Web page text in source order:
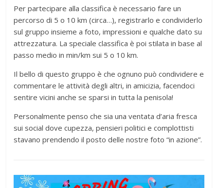
Per partecipare alla classifica è necessario fare un
percorso di 5 o 10 km (circa…), registrarlo e condividerlo
sul gruppo insieme a foto, impressioni e qualche dato su
attrezzatura. La speciale classifica è poi stilata in base al
passo medio in min/km sui 5 o 10 km.
Il bello di questo gruppo è che ognuno può condividere e
commentare le attività degli altri, in amicizia, facendoci
sentire vicini anche se sparsi in tutta la penisola!
Personalmente penso che sia una ventata d’aria fresca
sui social dove cupezza, pensieri politici e complottisti
stavano prendendo il posto delle nostre foto “in azione”.